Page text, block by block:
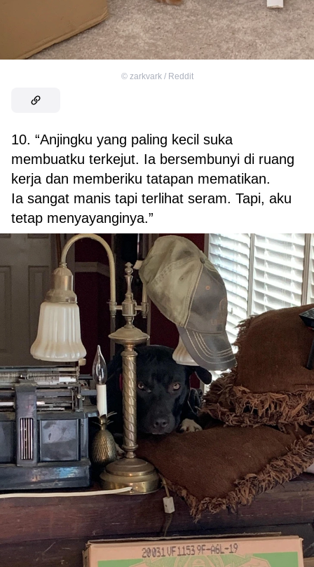
© zarkvark / Reddit
10. “Anjingku yang paling kecil suka
membuatku terkejut. Ia bersembunyi di ruang
kerja dan memberiku tatapan mematikan.
Ia sangat manis tapi terlihat seram. Tapi, aku
tetap menyayanginya.”